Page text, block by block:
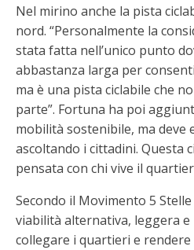
Nel mirino anche la pista
nord. “Personalmente la
stata fatta nell’unico punto
abbastanza larga per
ma è una pista ciclabile che
parte”. Fortuna ha poi
mobilità sostenibile, ma deve
ascoltando i cittadini. Questa
pensata con chi vive il
Secondo il Movimento 5
viabilità alternativa, leggera e
collegare i quartieri e rendere